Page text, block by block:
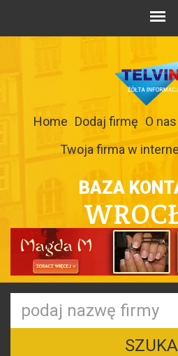
Home Dodaj firmę O nas
Twoja firma w
BAZA